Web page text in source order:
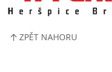
↑ ZPĚT NAHORU